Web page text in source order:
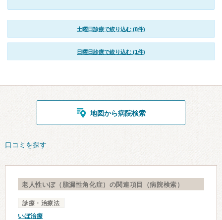
土曜日診療で絞り込む (8件)
日曜日診療で絞り込む (1件)
地図から病院検索
口コミを探す
老人性いぼ（脂漏性角化症）の関連項目（病院検索）
診療・治療法
いぼ治療